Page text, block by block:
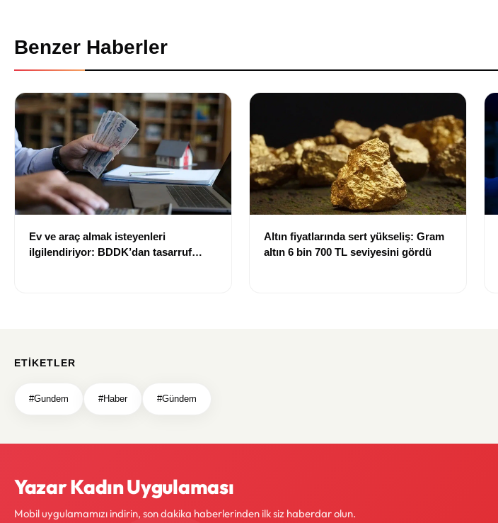
Benzer Haberler
Ev ve araç almak isteyenleri
ilgilendiriyor: BDDK’dan tasarruf
Altın fiyatlarında sert yükseliş: Gram
altın 6 bin 700 TL seviyesini gördü
ETIKETLER
#Gundem #Haber #Gündem
Yazar Kadın Uygulaması
Mobil uygulamamızı indirin, son dakika haberlerinden ilk siz haberdar olun.